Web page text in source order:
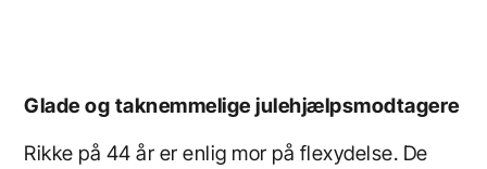
Glade og taknemmelige julehjælpsmodtagere
Rikke på 44 år er enlig mor på flexydelse. De